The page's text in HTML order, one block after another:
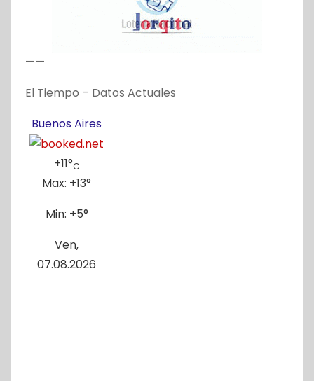
——
El Tiempo – Datos Actuales
Buenos Aires
+11°C
Max: +13°
Min: +5°
Ven,
07.08.2026